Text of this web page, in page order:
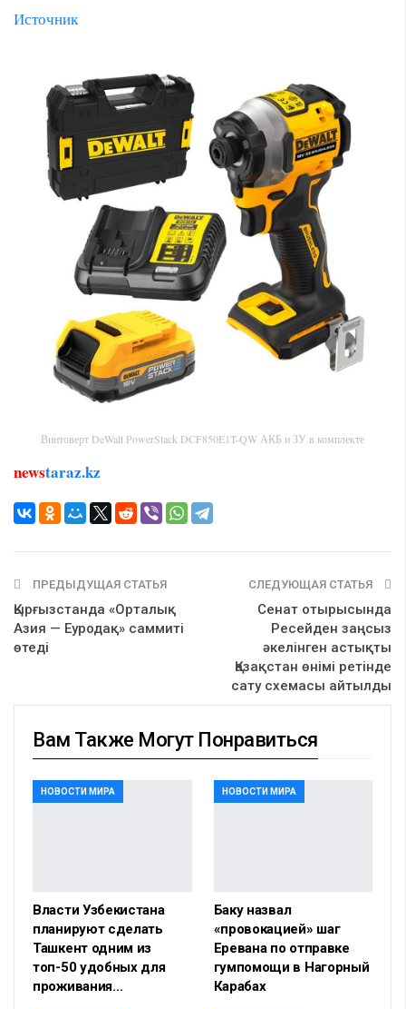
Источник
Винтоверт DeWalt PowerStack DCF850E1T-QW АКБ и ЗУ в комплекте
newstaraz.kz
ПРЕДЫДУЩАЯ СТАТЬЯ
Қырғызстанда «Орталық
Азия — Еуродақ» саммиті
өтеді
СЛЕДУЮЩАЯ СТАТЬЯ
Сенат отырысында
Ресейден заңсыз
әкелінген астықты
Қазақстан өнімі ретінде
сату схемасы айтылды
Вам Также Могут Понравиться
НОВОСТИ МИРА
Власти Узбекистана
планируют сделать
Ташкент одним из
топ-50 удобных для
проживания…
НОВОСТИ МИРА
Баку назвал
«провокацией» шаг
Еревана по отправке
гумпомощи в Нагорный
Карабах